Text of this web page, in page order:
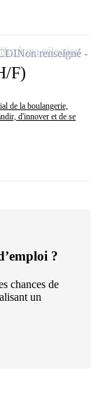
F)
de la boulangerie,
d'innover et de se
Non renseigné
à ma sélection
?
chances de
un